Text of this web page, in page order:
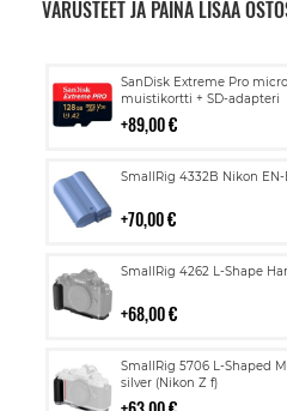
VARUSTEET JA PAINA LISÄÄ
SanDisk Extreme Pro
muistikortti + SD-adapteri
89,00 €
Lisää
ostoskoriin
SmallRig 4332B Nikon EN-
70,00 €
Lisää
SmallRig 4262 L-Shape
68,00 €
Lisää
SmallRig 5706 L-Shaped
silver (Nikon Z f)
Lisää
ostoskoriin